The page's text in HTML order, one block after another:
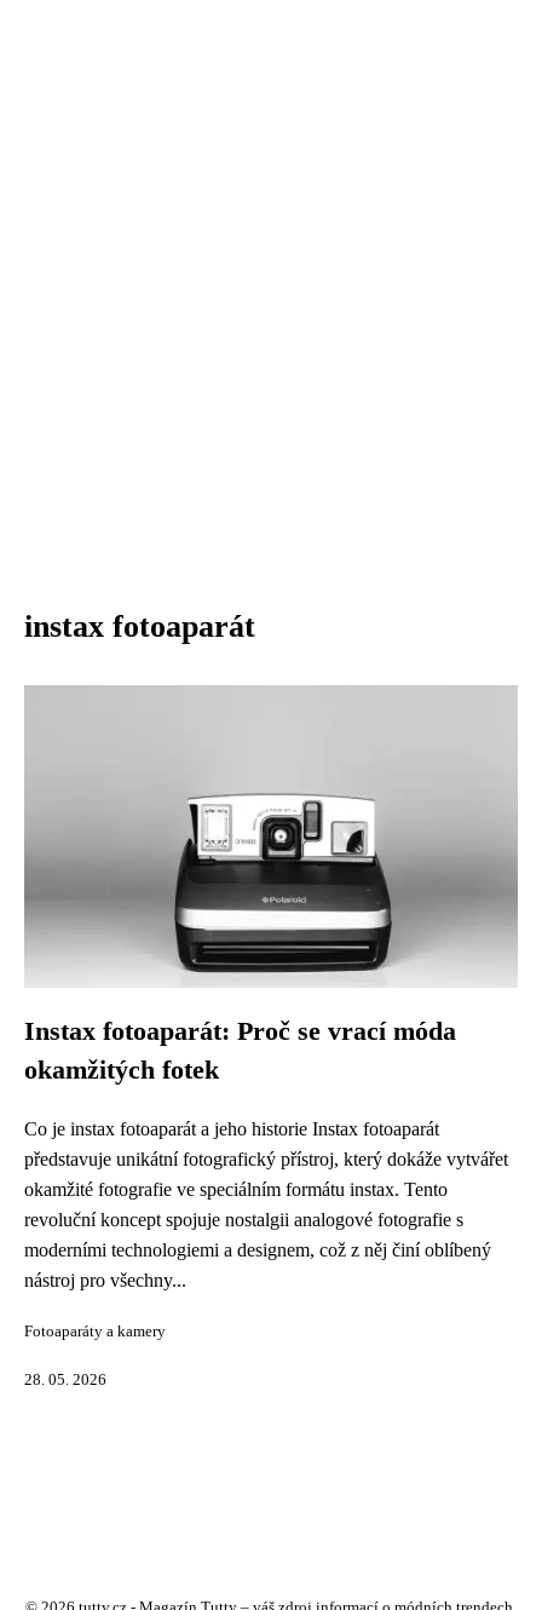
instax fotoaparát
Instax fotoaparát: Proč se vrací móda
okamžitých fotek
Co je instax fotoaparát a jeho historie Instax fotoaparát
představuje unikátní fotografický přístroj, který dokáže vytvářet
okamžité fotografie ve speciálním formátu instax. Tento
revoluční koncept spojuje nostalgii analogové fotografie s
moderními technologiemi a designem, což z něj činí oblíbený
nástroj pro všechny...
Fotoaparáty a kamery
28. 05. 2026